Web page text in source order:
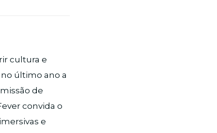
cultura e
último ano a
de
convida o
e